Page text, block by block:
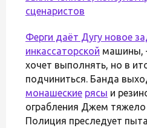
сценаристов
Ферги даёт Дугу новое
инкассаторской машины,
хочет выполнять, но в
подчиниться. Банда
монашеские рясы и
ограбления Джем
Полиция преследует